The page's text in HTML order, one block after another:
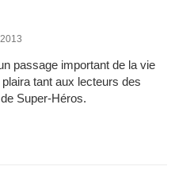
passage important de la vie
tant aux lecteurs des
Super-Héros.